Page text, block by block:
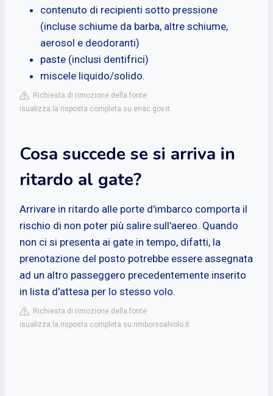
contenuto di recipienti sotto pressione
(incluse schiume da barba, altre schiume,
aerosol e deodoranti)
paste (inclusi dentifrici)
miscele liquido/solido.
Richiesta di rimozione della fonte
isualizza la risposta completa su enac.gov.it
Cosa succede se si arriva in
ritardo al gate?
Arrivare in ritardo alle porte d'imbarco comporta il
rischio di non poter più salire sull'aereo. Quando
non ci si presenta ai gate in tempo, difatti, la
prenotazione del posto potrebbe essere assegnata
ad un altro passeggero precedentemente inserito
in lista d'attesa per lo stesso volo.
Richiesta di rimozione della fonte
isualizza la risposta completa su rimborsoalvolo.it